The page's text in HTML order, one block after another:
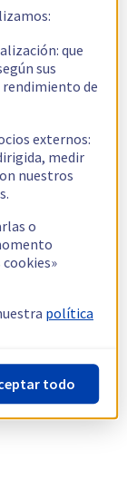
que
sus
rendimiento de
externos:
medir
nuestros
o
política
todo